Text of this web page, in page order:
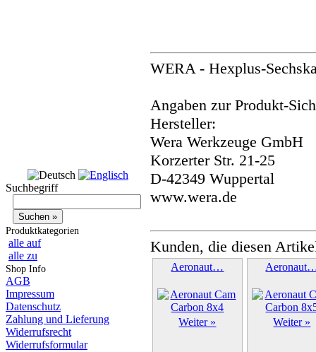
Suchbegriff
Produktkategorien
alle auf
alle zu
Shop Info
AGB
Impressum
Datenschutz
Zahlung und Lieferung
Widerrufsrecht
Widerrufsformular
WERA - Hexplus-
Angaben zur Produkt-
Hersteller:
Wera Werkzeuge GmbH
Korzerter Str. 21-25
D-42349 Wuppertal
www.wera.de
Kunden, die diesen
Aeronaut…
Weiter » Weiter »